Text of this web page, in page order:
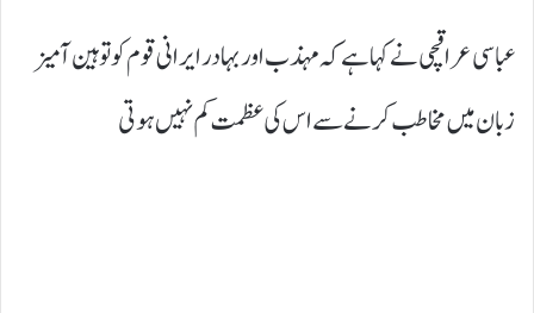
عباسی عراقچی نے کہا ہے کہ مہذب اور بہادر ایرانی قوم کو توہین آمیز
زبان میں مخاطب کرنے سے اس کی عظمت کم نہیں ہوتی